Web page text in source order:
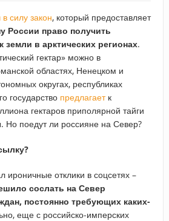
в силу закон, который предоставляет
России право получить
земли в арктических регионах.
гектар» можно в
областях, Ненецком и
округах, республиках
государство предлагаетк
гектаров приполярной тайги
Но поедут ли россияне на Север?
ироничные отклики в соцсетях –
сослать на Север
постоянно требующих каких-
еще с российско-имперских